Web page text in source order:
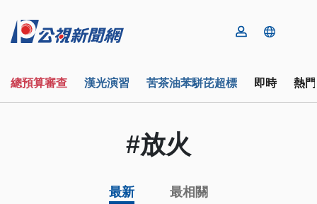
總預算審查 漢光演習 苦茶油苯駢芘超標 即時 熱
#放火
最新 最相關